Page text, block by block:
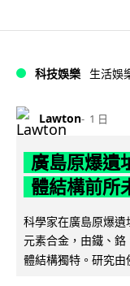
科技娛樂 生活娛
Lawton 1 日
廣島原爆遺
體結構前所
科學家在廣島原爆
元素合金，由鐵、
體結構獨特。研究由